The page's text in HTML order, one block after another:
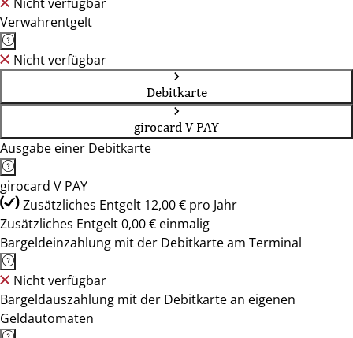
Verwahrentgelt
Nicht verfügbar
Debitkarte
girocard V PAY
Ausgabe einer Debitkarte
girocard V PAY
Zusätzliches Entgelt 12,00 € pro Jahr
Zusätzliches Entgelt 0,00 € einmalig
Bargeldeinzahlung mit der Debitkarte am Terminal
Nicht verfügbar
Bargeldauszahlung mit der Debitkarte an eigenen
Geldautomaten